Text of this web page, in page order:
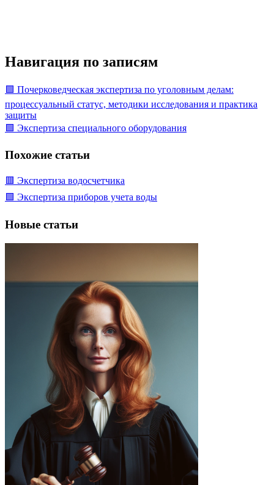
Навигация по записям
🟩 Почерковедческая экспертиза по уголовным делам:
процессуальный статус, методики исследования и практика
защиты
🟩 Экспертиза специального оборудования
Похожие статьи
🟥 Экспертиза водосчетчика
🟩 Экспертиза приборов учета воды
Новые статьи